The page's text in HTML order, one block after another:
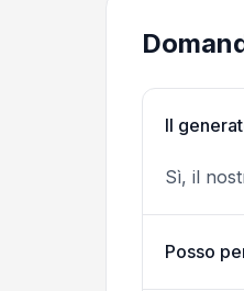
Il
Sì, il
Posso